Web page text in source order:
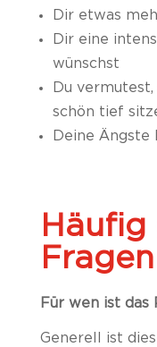
Dir etwas
Dir eine
wünschst
Du vermutest,
schön tief
Deine Ängste
Häufig
Fragen
Für wen ist das
Generell ist